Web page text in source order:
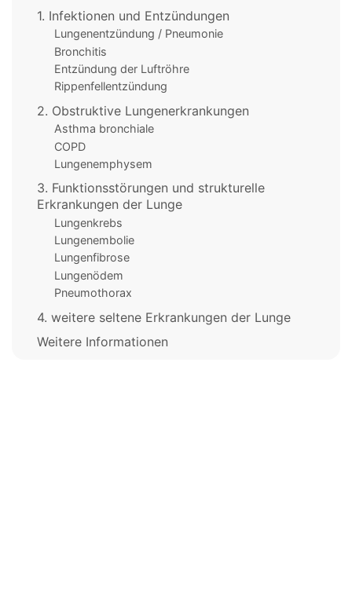
1. Infektionen und Entzündungen
Lungenentzündung / Pneumonie
Bronchitis
Entzündung der Luftröhre
Rippenfellentzündung
2. Obstruktive Lungenerkrankungen
Asthma bronchiale
COPD
Lungenemphysem
3. Funktionsstörungen und strukturelle
Erkrankungen der Lunge
Lungenkrebs
Lungenembolie
Lungenfibrose
Lungenödem
Pneumothorax
4. weitere seltene Erkrankungen der Lunge
Weitere Informationen